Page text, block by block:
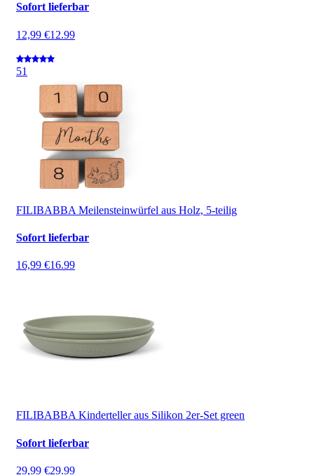
Sofort lieferbar
12,99 €12.99
51
FILIBABBA Meilensteinwürfel aus Holz, 5-teilig
Sofort lieferbar
16,99 €16.99
FILIBABBA Kinderteller aus Silikon 2er-Set green
Sofort lieferbar
29,99 €29.99